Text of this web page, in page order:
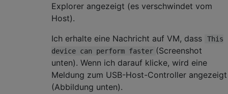
Explorer angezeigt (es verschwindet vom
Host).
Ich erhalte eine Nachricht auf VM, dass
This
device can perform faster (Screenshot
unten). Wenn ich darauf klicke, wird eine
Meldung zum USB-Host-Controller angezeigt
(Abbildung unten).